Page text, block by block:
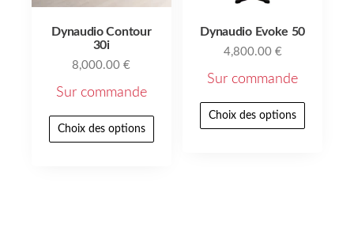
Dynaudio Contour
30i
8,000.00€
Sur commande
Choix des options
Dynaudio Evoke 50
4,800.00 €
Sur commande
Choix des options